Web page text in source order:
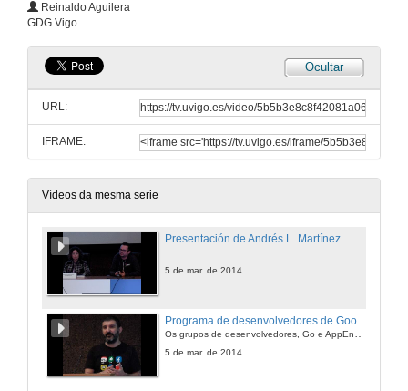
Reinaldo Aguilera
GDG Vigo
Ocultar
URL:
IFRAME:
Vídeos da mesma serie
Presentación de Andrés L. Martínez
5 de mar. de 2014
Os grupos de desenvolvedores, Go e AppEngine
5 de mar. de 2014